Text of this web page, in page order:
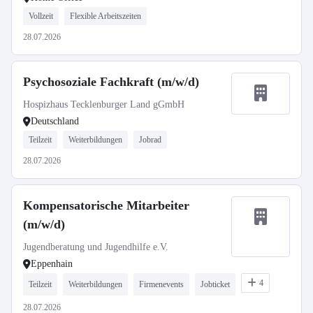
Vollzeit Flexible Arbeitszeiten
28.07.2026
Psychosoziale Fachkraft (m/w/d)
Hospizhaus Tecklenburger Land gGmbH
Deutschland
Teilzeit Weiterbildungen Jobrad
28.07.2026
Kompensatorische Mitarbeiter
(m/w/d)
Jugendberatung und Jugendhilfe e.V.
Eppenhain
Teilzeit Weiterbildungen Firmenevents Jobticket 4
28.07.2026